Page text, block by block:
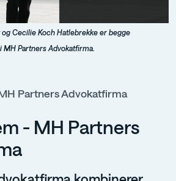
Cecilie Koch Hatlebrekke er begge
Partners Advokatfirma.
Partners Advokatfirma
- MH Partners